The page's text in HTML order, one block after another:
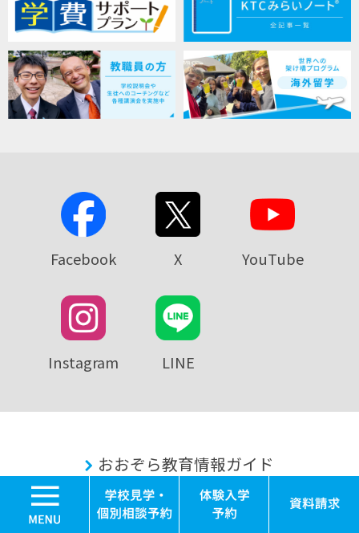
学校見学・個別相
体験入
Facebook X YouTube
Instagram LINE
おおぞら教育情報ガイド